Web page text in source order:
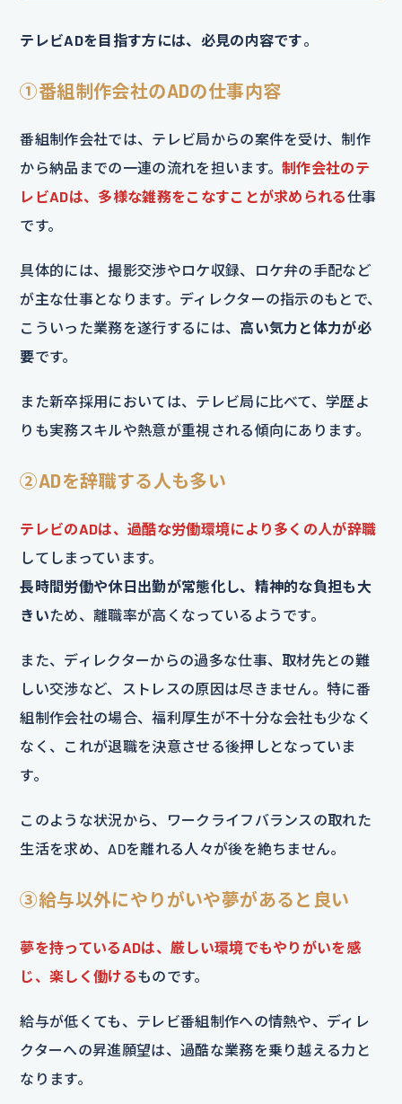
テレビADを目指す方には、必見の内容です。
①番組制作会社のADの仕事内容
番組制作会社では、テレビ局からの案件を受け、制作
から納品までの一連の流れを担います。制作会社のテ
レビADは、多様な雑務をこなすことが求められる仕事
です。
具体的には、撮影交渉やロケ収録、ロケ弁の手配など
が主な仕事となります。ディレクターの指示のもとで、
こういった業務を遂行するには、 高い気力と体力が必
要です。
また新卒採用においては、テレビ局に比べて、学歴よ
りも実務スキルや熱意が重視される傾向にあります。
②ADを辞職する人も多い
テレビのADは、過酷な労働環境により多くの人が辞職
してしまっています。
長時間労働や休日出勤が常態化し、精神的な負担も大
きいため、離職率が高くなっているようです。
また、ディレクターからの過多な仕事、取材先との難
しい交渉など、ストレスの原因は尽きません。特に番
組制作会社の場合、福利厚生が不十分な会社も少なく
なく、これが退職を決意させる後押しとなっていま
す。
このような状況から、ワークライフバランスの取れた
生活を求め、ADを離れる人々が後を絶ちません。
③給与以外にやりがいや夢があると良い
夢を持っているADは、厳しい環境でもやりがいを感
じ、楽しく働けるものです。
給与が低くても、テレビ番組制作への情熱や、ディレ
クターへの昇進願望は、過酷な業務を乗り越える力と
なります。